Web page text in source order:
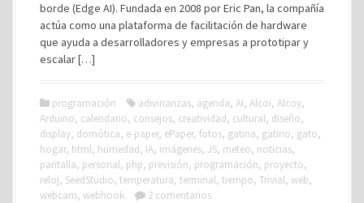
borde (Edge AI). Fundada en 2008 por Eric Pan, la compañía
actúa como una plataforma de facilitación de hardware
que ayuda a desarrolladores y empresas a prototipar y
escalar […]
programación adivinanzas, agenda, AI, Alcoi, Alcoy,
Arduino, calendario, consejos, creatividad, cultural, diseño,
display, domótica, e-paper, ePaper, fotos, gatina, gatino, gato,
hogar, html, humedad, IA, imágenes, JS, meteo, noticias,
pantalla, personal, php, previsión, programación, proyecto,
reloj, SeedStudio, temperatura, terminal, tiempo, Trivial, web,
webcam, webhook 2 comentarios